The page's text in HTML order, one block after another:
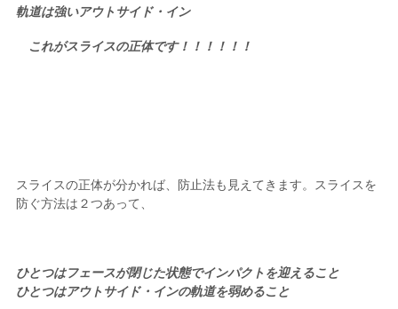
軌道は強いアウトサイド・イン
これがスライスの正体です！！！！！！
スライスの正体が分かれば、防止法も見えてきます。スライスを
防ぐ方法は２つあって、
ひとつはフェースが閉じた状態でインパクトを迎えること
ひとつはアウトサイド・インの軌道を弱めること